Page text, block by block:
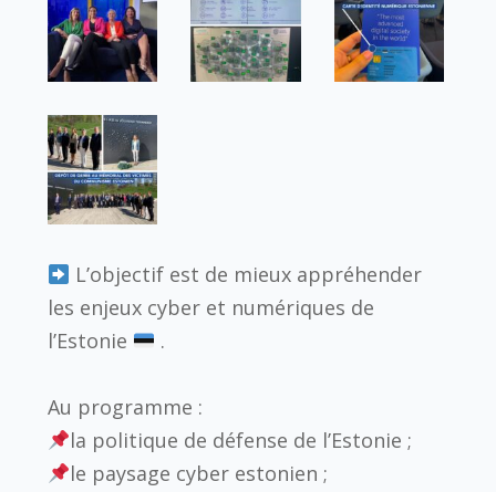
L’objectif est de mieux appréhender
les enjeux cyber et numériques de
l’Estonie .
Au programme :
la politique de défense de l’Estonie ;
le paysage cyber estonien ;